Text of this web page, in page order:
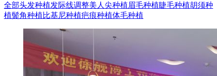
全部头发种植发际线调整美人尖种植眉毛种植睫毛种植胡须种
植鬓角种植比基尼种植疤痕种植体毛种植